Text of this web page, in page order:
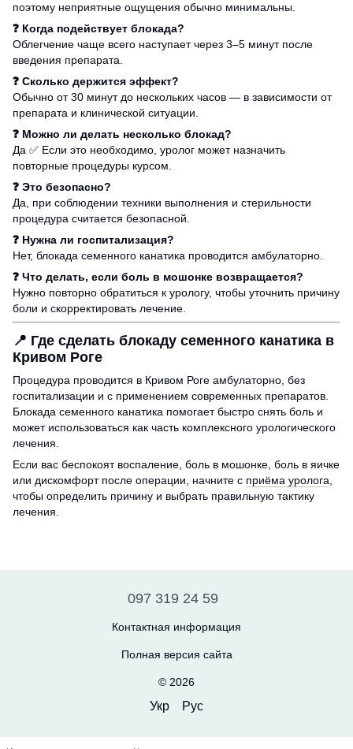
поэтому неприятные ощущения обычно минимальны.
❓ Когда подействует блокада?
Облегчение чаще всего наступает через 3–5 минут после
введения препарата.
❓ Сколько держится эффект?
Обычно от 30 минут до нескольких часов — в зависимости от
препарата и клинической ситуации.
❓ Можно ли делать несколько блокад?
Да ✅ Если это необходимо, уролог может назначить
повторные процедуры курсом.
❓ Это безопасно?
Да, при соблюдении техники выполнения и стерильности
процедура считается безопасной.
❓ Нужна ли госпитализация?
Нет, блокада семенного канатика проводится амбулаторно.
❓ Что делать, если боль в мошонке возвращается?
Нужно повторно обратиться к урологу, чтобы уточнить причину
боли и скорректировать лечение.
📍 Где сделать блокаду семенного канатика в
Кривом Роге
Процедура проводится в Кривом Роге амбулаторно, без
госпитализации и с применением современных препаратов.
Блокада семенного канатика помогает быстро снять боль и
может использоваться как часть комплексного урологического
лечения.
Если вас беспокоят воспаление, боль в мошонке, боль в яичке
или дискомфорт после операции, начните с приёма уролога
чтобы определить причину и выбрать правильную тактику
лечения.
097 319 24 59
Контактная информация
Полная версия сайта
© 2026
Укр Рус